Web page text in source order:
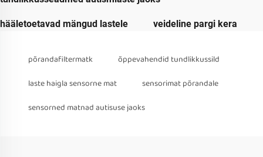
hääletoetavad mängud lastele veideline pargi kera
põrandafiltermatk
õppevahendid tundlikkussild
laste haigla sensorne mat
sensorimat põrandale
sensorned matnad autisuse jaoks